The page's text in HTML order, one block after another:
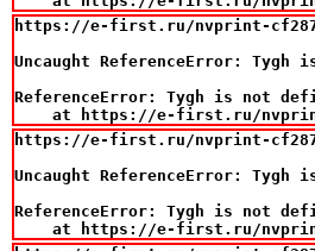
https://e-first.ru/nvprint-cf287x-
Uncaught ReferenceError: Tygh
ReferenceError: Tygh is not
at https://e-first.ru/
https://e-first.ru/nvprint-cf287x-
Uncaught ReferenceError: Tygh
ReferenceError: Tygh is not
at https://e-first.ru/